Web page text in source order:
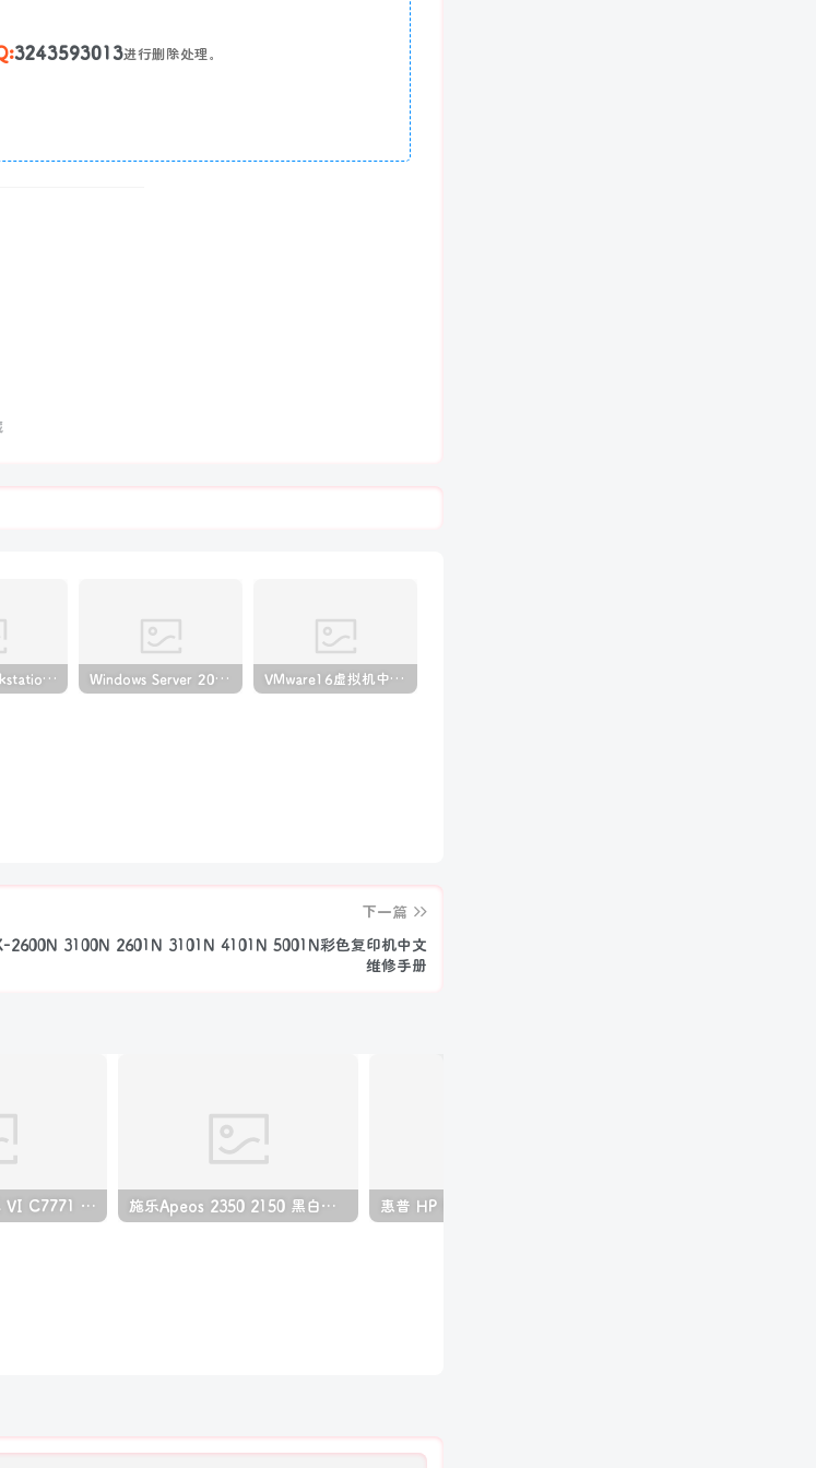
3243593013进行删除处理。
VMware Workstation PRO v17.6.4 正式版_虚拟机(带激活密钥) Windows Server 2022激活密钥 2024 5月更新 VMware16虚拟机中文版 (附永久许可证激活密钥)
下一篇
2600N 3100N 2601N 3101N 4101N 5001N彩色复印机中文
维修手册
施乐6代机 AP DC VI C7771 C6671 C5571 C4471 C3371 C3370 C2271 彩色复印机中文维修手册 施乐Apeos 2350 2150 黑白复印机中文维修手册